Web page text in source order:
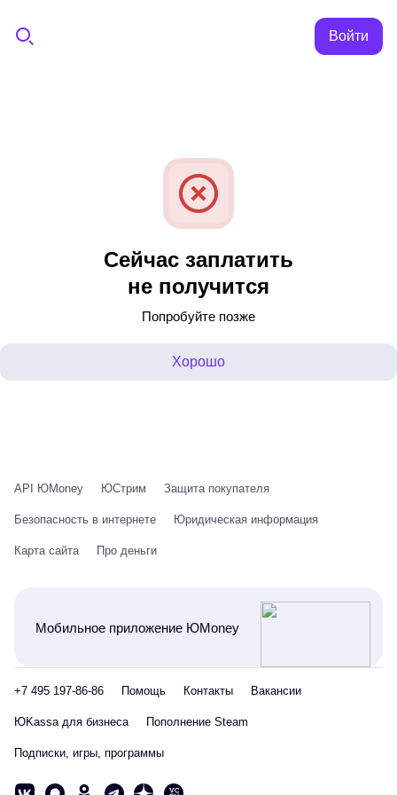
Войти
Сейчас заплатить
не получится
Попробуйте позже
Хорошо
API ЮMoney ЮСтрим Защита покупателя
Безопасность в интернете Юридическая информация
Карта сайта Про деньги
Мобильное приложение ЮMoney
+7 495 197-86-86 Помощь Контакты Вакансии
ЮKassa для бизнеса Пополнение Steam
Подписки, игры, программы